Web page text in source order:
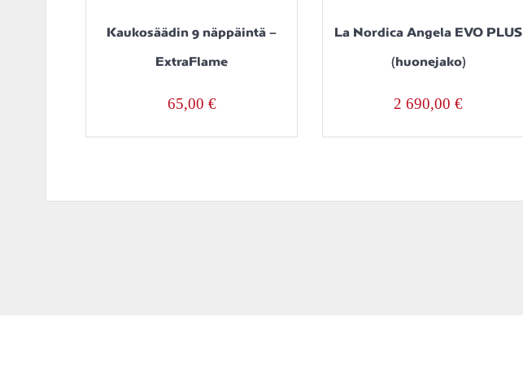
Kaukosäädin 9 näppäintä –
ExtraFlame
65,00 €
La Nordica Angela EVO PLUS
(huonejako)
2 690,00 €